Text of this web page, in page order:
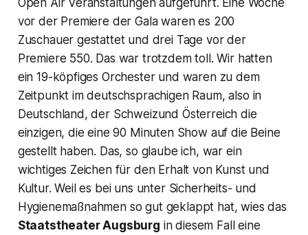
vor der Premiere der Gala waren es 200
Zuschauer gestattet und drei Tage vor der
Premiere 550. Das war trotzdem toll. Wir hatten
ein 19-köpfiges Orchester und waren zu dem
Zeitpunkt im deutschsprachigen Raum, also in
Deutschland, der Schweizund Österreich die
einzigen, die eine 90 Minuten Show auf die Beine
gestellt haben. Das, so glaube ich, war ein
wichtiges Zeichen für den Erhalt von Kunst und
Kultur. Weil es bei uns unter Sicherheits- und
Hygienemaßnahmen so gut geklappt hat, wies das
Staatstheater Augsburg in diesem Fall eine